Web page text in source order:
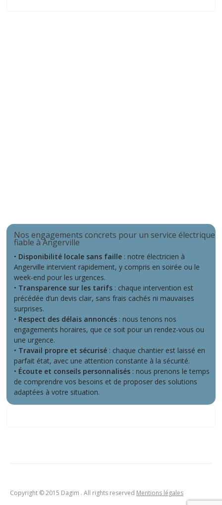
Nos engagements concrets pour un service électrique
fiable à Angerville
• Disponibilité locale sans faille : notre électricien à
Angerville intervient rapidement, y compris en soirée ou le
week-end pour les urgences.
• Transparence sur les tarifs : chaque intervention est
précédée d’un devis clair, sans frais cachés ni mauvaises
surprises.
• Respect des délais annoncés : nous tenons nos
engagements horaires, que ce soit pour un rendez-vous ou
une urgence.
• Travail propre et sécurisé : chaque chantier est laissé en
parfait état, avec une attention constante à la sécurité.
• Écoute et conseils personnalisés : nous prenons le temps
de comprendre vos besoins et de proposer des solutions
adaptées à votre situation.
Copyright © 2015 Dagim . All rights reserved Mentions légales